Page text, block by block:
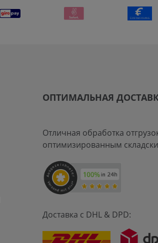
ОПТИМАЛЬНАЯ
Отличная обработка
оптимизированным
Доставка с DHL & DPD: